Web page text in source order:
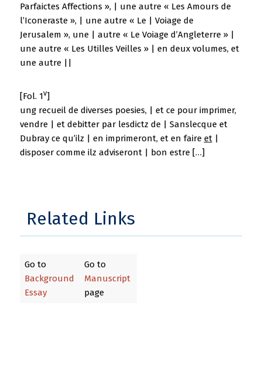
Parfaictes Affections », | une autre « Les Amours de
l’Iconeraste », | une autre « Le | Voiage de
Jerusalem », une | autre « Le Voiage d’Angleterre » |
une autre « Les Utilles Veilles » | en deux volumes, et
une autre ||
[Fol. 1v]
ung recueil de diverses poesies, | et ce pour imprimer,
vendre | et debitter par lesdictz de | Sanslecque et
Dubray ce qu’ilz | en imprimeront, et en faire et|
disposer comme ilz adviseront | bon estre […]
Related Links
Go to
Background
Essay
Go to
Manuscript
page